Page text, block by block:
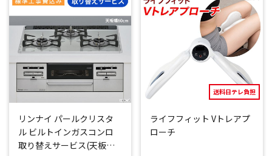
リンナイ パールクリスタ
ル ビルトインガスコンロ
取り替えサービス(天板幅6
送料日テレ負担
ライフフィット Vトレアプ
ローチ